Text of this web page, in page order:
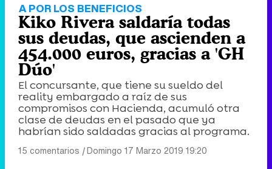
A POR LOS BENEFICIOS
Kiko Rivera saldaría todas
sus deudas, que ascienden a
454.000 euros, gracias a 'GH
Dúo'
El concursante, que tiene su sueldo del
reality embargado a raíz de sus
compromisos con Hacienda, acumuló otra
clase de deudas en el pasado que ya
habrían sido saldadas gracias al programa.
15 comentarios |Domingo 17 Marzo 2019 19:20